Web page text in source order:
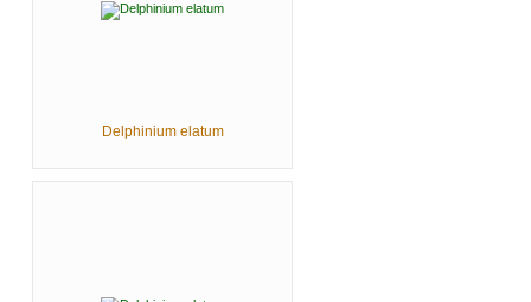
Delphinium elatum